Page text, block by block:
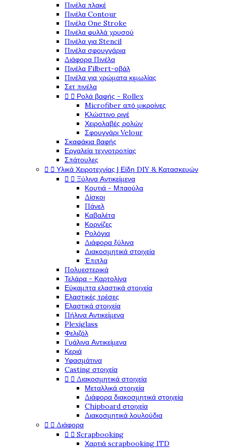
Πινέλα πλακέ
Πινέλα Contour
Πινέλα One Stroke
Πινέλα φυλλά χρυσού
Πινέλα για Stencil
Πινέλα σφουγγάρια
Διάφορα Πινέλα
Πινέλα Filbert-οβάλ
Πινέλα για χρώματα κιμωλίας
Σετ πινέλα
  Ρολά βαφής - Rollex
Microfiber από μικροίνες
Κλώστινο ριγέ
Χειρολαβές ρολών
Σφουγγάρι Velour
Σκαφάκια βαφής
Εργαλεία τεχνοτροπίας
Σπάτουλες
  Υλικά Χειροτεχνίας | Είδη DIY & Κατασκευών
  Ξύλινα Αντικείμενα
Κουτιά - Μπαούλα
Δίσκοι
Πάνελ
Καβαλέτα
Κορνίζες
Ρολόγια
Διάφορα ξύλινα
Διακοσμητικά στοιχεία
Έπιπλα
Πολυεστερικά
Τελάρα - Καρτολίνα
Εύκαμπτα ελαστικά στοιχεία
Ελαστικές τρέσες
Ελαστικά στοιχεία
Πήλινα Αντικείμενα
Plexiglass
Φελιζόλ
Γυάλινα Αντικείμενα
Κεριά
Υφασμάτινα
Casting στοιχεία
  Διακοσμητικά στοιχεία
Μεταλλικά στοιχεία
Διάφορα διακοσμητικά στοιχεία
Chipboard στοιχεία
Διακοσμητικά λουλούδια
  Διάφορα
  Scrapbooking
Χαρτιά scrapbooking ITD